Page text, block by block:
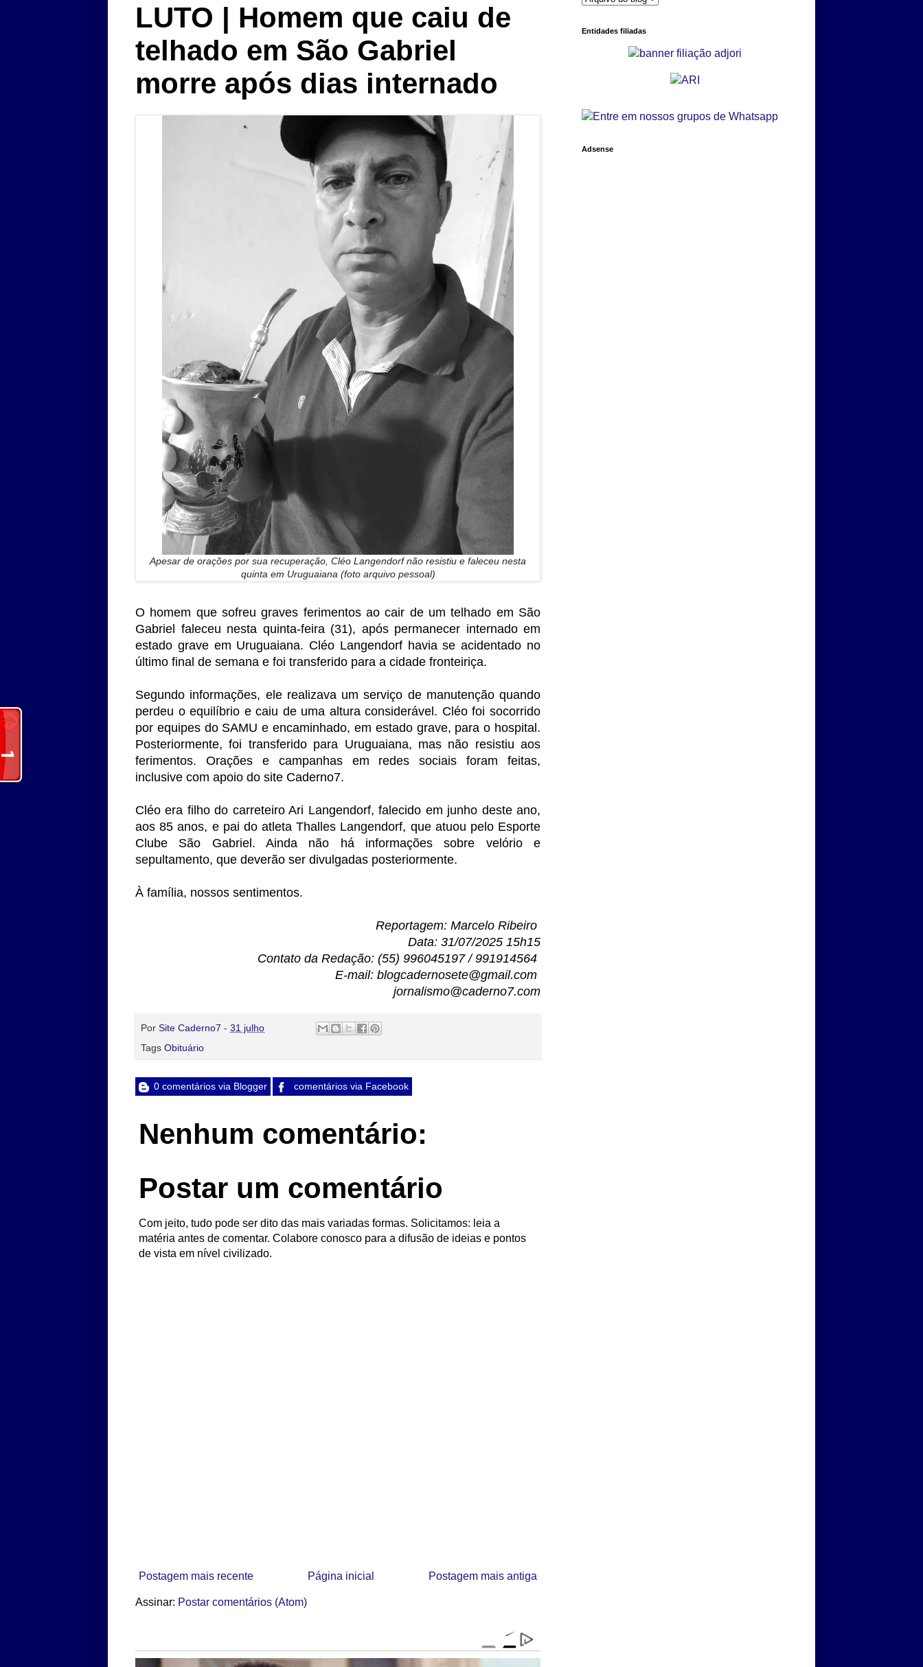
LUTO | Homem que caiu de
telhado em São Gabriel
morre após dias internado
Apesar de orações por sua recuperação, Cléo Langendorf não resistiu e faleceu nesta
quinta em Uruguaiana (foto arquivo pessoal)
O homem que sofreu graves ferimentos ao cair de um telhado em São
Gabriel faleceu nesta quinta-feira (31), após permanecer internado em
estado grave em Uruguaiana. Cléo Langendorf havia se acidentado no
último final de semana e foi transferido para a cidade fronteiriça.
Segundo informações, ele realizava um serviço de manutenção quando
perdeu o equilíbrio e caiu de uma altura considerável. Cléo foi socorrido
por equipes do SAMU e encaminhado, em estado grave, para o hospital.
Posteriormente, foi transferido para Uruguaiana, mas não resistiu aos
ferimentos. Orações e campanhas em redes sociais foram feitas,
inclusive com apoio do site Caderno7.
Cléo era filho do carreteiro Ari Langendorf, falecido em junho deste ano,
aos 85 anos, e pai do atleta Thalles Langendorf, que atuou pelo Esporte
Clube São Gabriel. Ainda não há informações sobre velório e
sepultamento, que deverão ser divulgadas posteriormente.
À família, nossos sentimentos.
Reportagem: Marcelo Ribeiro
Data: 31/07/2025 15h15
Contato da Redação: (55) 996045197 / 991914564
E-mail: blogcadernosete@gmail.com
jornalismo@caderno7.com
Por Site Caderno7 - 31 julho
Tags Obituário
0 comentários via Blogger comentários via Facebook
Nenhum comentário:
Postar um comentário
Com jeito, tudo pode ser dito das mais variadas formas. Solicitamos: leia a
matéria antes de comentar. Colabore conosco para a difusão de ideias e pontos
de vista em nível civilizado.
Postagem mais recente Postagem mais antiga
Página inicial
Assinar: Postar comentários (Atom)
Entidades filiadas
Adsense